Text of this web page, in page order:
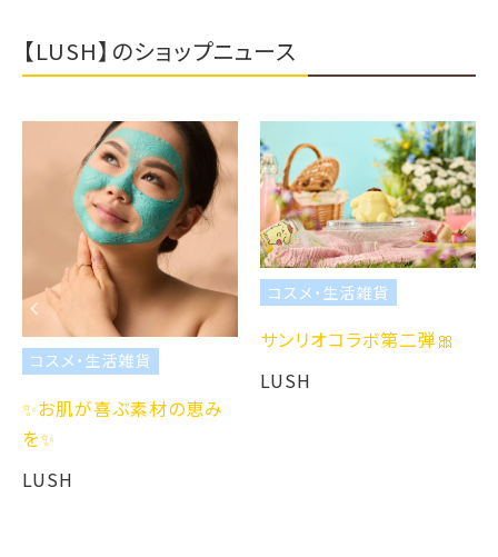
【LUSH】のショップニュース
コスメ・生活雑貨
✨お肌が喜ぶ素材の恵み
を✨
LUSH
コスメ・生活雑貨
サンリオコラボ第二弾🎀
LUSH